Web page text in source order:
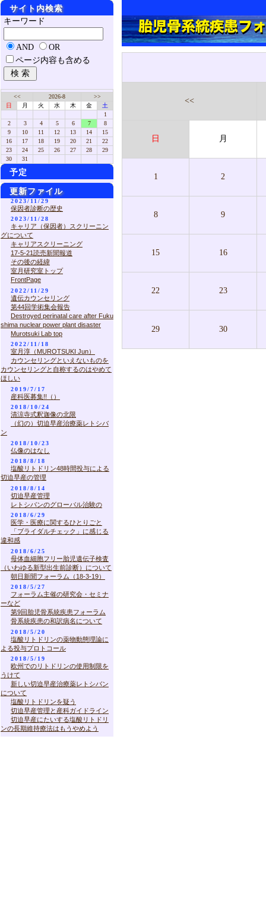
<<
日 月
1 2
8 9
15 16
22 23
29 30
サイト内検索
キーワード
AND
OR
ページ内容も含める
<< 2026-8
>>
日
月 火 水 木 金
土
1
2
3 4 5 6 7
8
9
10 11 12 13 14
15
16
17 18 19 20 21
22
23
24 25 26 27 28
29
30
31
予定
更新ファイル
2023/11/29
保因者診断の歴史
2023/11/28
キャリア（保因者）スクリーニン
グについて
キャリアスクリーニング
17-5-21読売新聞報道
その後の経緯
室月研究室トップ
FrontPage
2022/11/29
遺伝カウンセリング
第44回学術集会報告
Destroyed perinatal care after Fuku
shima nuclear power plant disaster
Murotsuki Lab top
2022/11/18
室月淳（MUROTSUKI Jun）
カウンセリングといえないものを
カウンセリングと自称するのはやめて
ほしい
2019/7/17
産科医募集!!（）
2018/10/24
清涼寺式釈迦像の北限
（幻の）切迫早産治療薬レトシバ
ン
2018/10/23
仏像のはなし
2018/8/18
塩酸リトドリン48時間投与による
切迫早産の管理
2018/8/14
切迫早産管理
レトシバンのグローバル治験の
2018/6/29
医学・医療に関するひとりごと
「ブライダルチェック」に感じる
違和感
2018/6/25
母体血細胞フリー胎児遺伝子検査
（いわゆる新型出生前診断）について
朝日新聞フォーラム（18-3-19）
2018/5/27
フォーラム主催の研究会・セミナ
ーなど
第9回胎児骨系統疾患フォーラム
骨系統疾患の和訳病名について
2018/5/20
塩酸リトドリンの薬物動態理論に
よる投与プロトコール
2018/5/19
欧州でのリトドリンの使用制限を
うけて
新しい切迫早産治療薬レトシバン
について
塩酸リトドリンを疑う
切迫早産管理と産科ガイドライン
切迫早産にたいする塩酸リトドリ
ンの長期維持療法はもうやめよう